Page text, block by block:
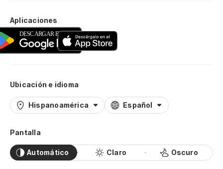
Aplicaciones
Ubicación e idioma
Hispanoamérica Español
Pantalla
Automático Claro Oscuro